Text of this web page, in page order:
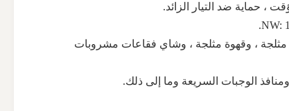
، وقهوة مثلجة ، وشاي فقاعات مشروبات
الوجبات السريعة وما إلى ذلك.